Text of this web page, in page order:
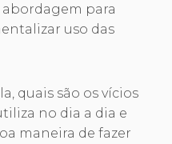
abordagem para
uso das
quais são os vícios
no dia a dia e
maneira de fazer